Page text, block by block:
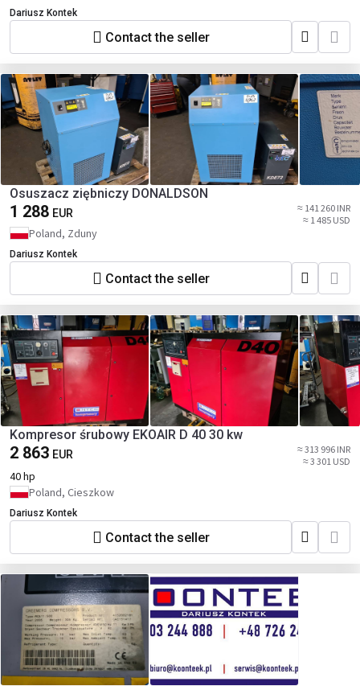
Dariusz Kontek
Contact the seller
Osuszacz ziębniczy DONALDSON
1 288 EUR
≈ 141 260 INR
≈ 1 485 USD
Poland, Zduny
Dariusz Kontek
Contact the seller
Kompresor śrubowy EKOAIR D 40 30 kw
2 863 EUR
≈ 313 996 INR
≈ 3 301 USD
40 hp
Poland, Cieszkow
Dariusz Kontek
Contact the seller